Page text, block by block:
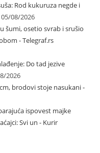
Rod kukuruza negde i
05/08/2026
šumi, osetio svrab i srušio
- Telegraf.rs
Do tad jezive
2026
brodovi stoje nasukani -
ispovest majke
Svi un - Kurir